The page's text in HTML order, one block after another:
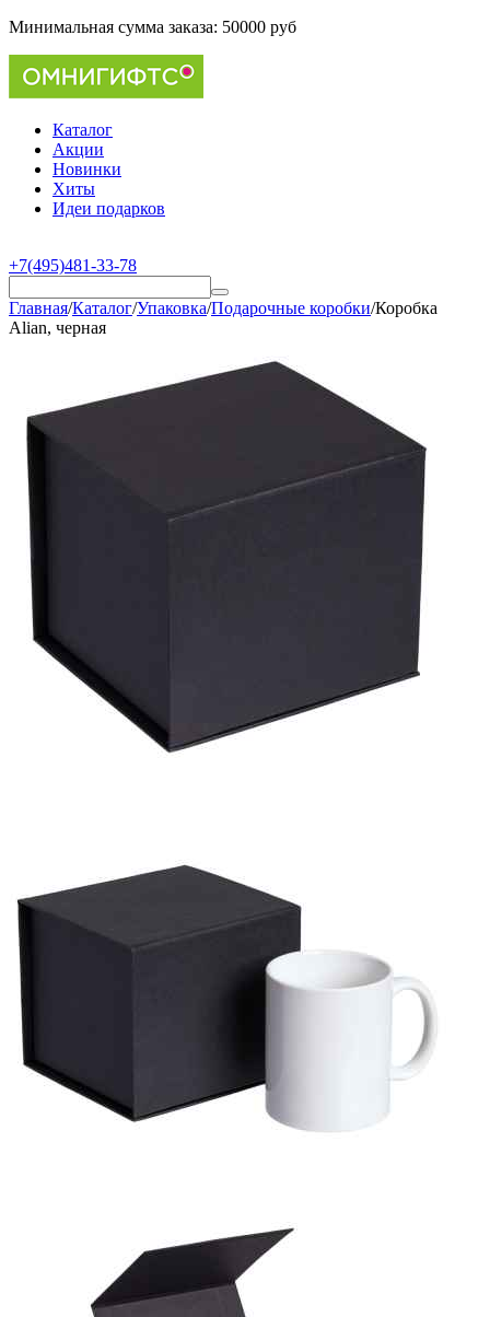
Минимальная сумма заказа: 50000 руб
Каталог
Акции
Новинки
Хиты
Идеи подарков
+7(495)481-33-78
Главная/Каталог/Упаковка/Подарочные коробки/Коробка
Alian, черная